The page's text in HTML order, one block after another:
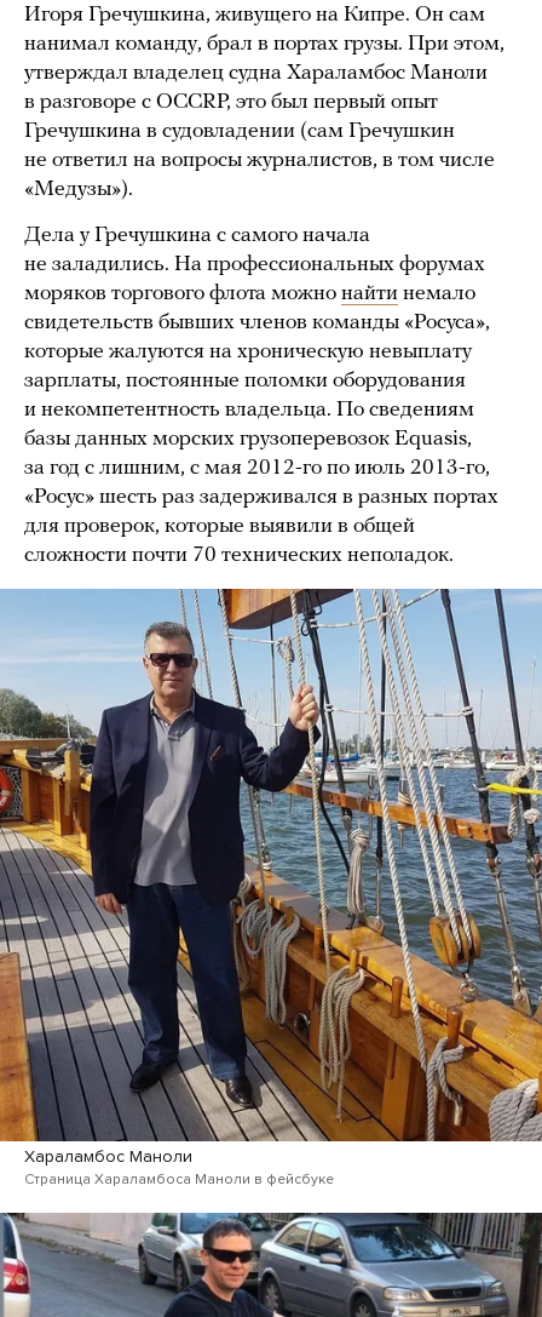
Игоря Гречушкина, живущего на Кипре. Он сам
нанимал команду, брал в портах грузы. При этом,
утверждал владелец судна Хараламбос Маноли
в разговоре с OCCRP, это был первый опыт
Гречушкина в судовладении (сам Гречушкин
не ответил на вопросы журналистов, в том числе
«Медузы»).
Дела у Гречушкина с самого начала
не заладились. На профессиональных форумах
моряков торгового флота можно найти немало
свидетельств бывших членов команды «Росуса»,
которые жалуются на хроническую невыплату
зарплаты, постоянные поломки оборудования
и некомпетентность владельца. По сведениям
базы данных морских грузоперевозок Equasis,
за год с лишним, с мая 2012-го по июль 2013-го,
«Росус» шесть раз задерживался в разных портах
для проверок, которые выявили в общей
сложности почти 70 технических неполадок.
Хараламбос Маноли
Страница Хараламбоса Маноли в фейсбуке